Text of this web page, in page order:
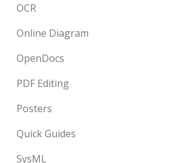
OCR
Online Diagram
OpenDocs
PDF Editing
Posters
Quick Guides
SysML